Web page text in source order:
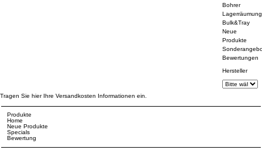
Bohrer
Lagerräumung
Bulk&Tray
Neue
Produkte
Bewertungen
Hersteller
Tragen Sie hier Ihre Versandkosten Informationen ein.
Produkte
Home
Neue Produkte
Specials
Bewertung